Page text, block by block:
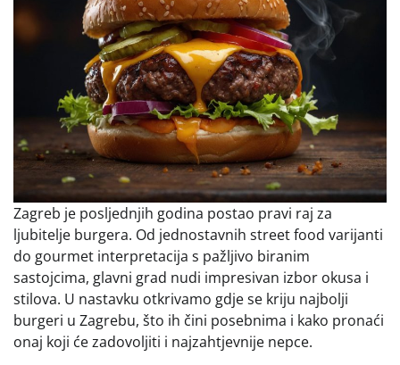
Zagreb je posljednjih godina postao pravi raj za
ljubitelje burgera. Od jednostavnih street food varijanti
do gourmet interpretacija s pažljivo biranim
sastojcima, glavni grad nudi impresivan izbor okusa i
stilova. U nastavku otkrivamo gdje se kriju najbolji
burgeri u Zagrebu, što ih čini posebnima i kako pronaći
onaj koji će zadovoljiti i najzahtjevnije nepce.